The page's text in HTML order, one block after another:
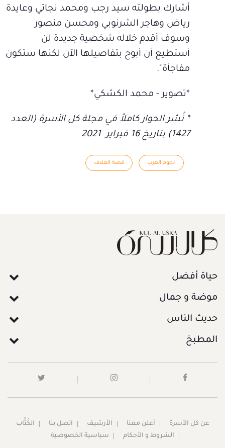
أشارك بطولته سيد رجب ومحمد نجاتي وعايدة
رياض وهاجر الشرنوبي ومحسن منصور
وسوف أقدم خلاله شخصية جديدة لن
أستطيع أن أبوح بتفاصيلها الآن لكنها ستكون
مفاجأة".
*تصوير - محمد الكشكي*
* نُشر الحوار كاملاً في مجلة كل الأسرة (العدد
1427) بتاريخ 16 فبراير 2021
نجوم العرب قصة الغلاف
حياة أفضل
موضة و جمال
حديث الناس
المطبخ
عن كل الأسرة أعلن معنا الأرشيف اتصل بنا
الكُتَّاب
الشروط و الأحكام
سياسية الخصوصية